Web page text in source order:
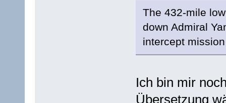
The 432-mile
down Admiral
intercept
Ich bin mir
Übersetzung